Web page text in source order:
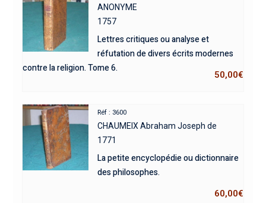
ANONYME
1757
Lettres critiques ou analyse et
réfutation de divers écrits modernes
contre la religion. Tome 6.
50,00€
Réf : 3600
CHAUMEIX Abraham Joseph de
1771
La petite encyclopédie ou dictionnaire
des philosophes.
60,00€